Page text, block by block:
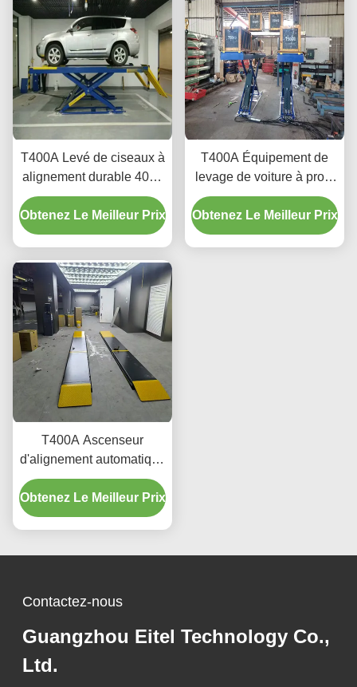
T400A Levé de ciseaux à
alignement durable 4000
kg avec levage en
douceur
Obtenez Le Meilleur Prix
T400A Équipement de
levage de voiture à profil
ultra bas pour
l'alignement et l'entretien
Obtenez Le Meilleur Prix
T400A Ascenseur
d'alignement automatique
de précision 380V/220V
avec conception de profil
bas
Obtenez Le Meilleur Prix
Contactez-nous
Guangzhou Eitel Technology Co.,
Ltd.